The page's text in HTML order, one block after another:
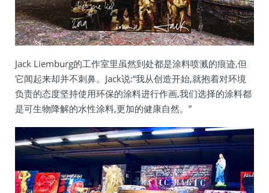
Jack Liemburg的工作室里虽然到处都是涂料喷溅的痕迹,但
它闻起来却并不刺鼻。Jack说:“我从创造开始,就抱着对环境
负责的态度坚持使用环保的涂料进行作画,我们选择的涂料都
是可生物降解的水性涂料,更加的健康自然。”